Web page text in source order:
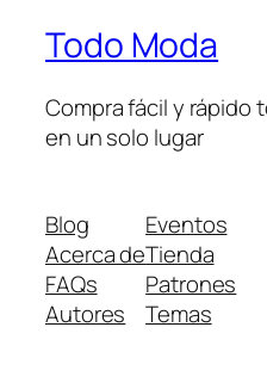
Todo Moda
Compra fácil y rápido
en un solo lugar
Blog
Acerca de
FAQs
Autores
Eventos
Tienda
Patrones
Temas